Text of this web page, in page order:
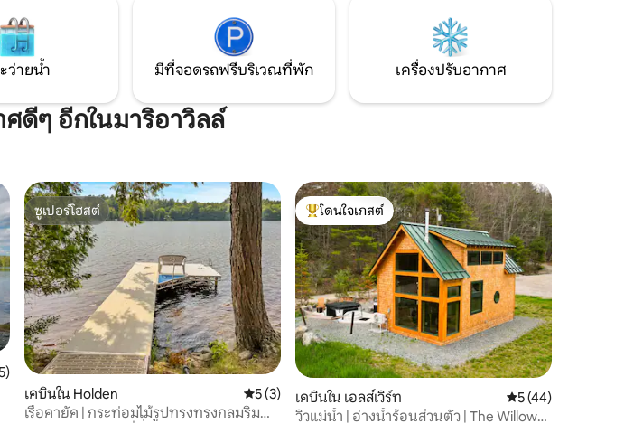
เบอร์ 50 นาทีถึงชูดิกพอยท์ 1 ชั่วโมงถึงสนาม
บินบังกอร์
ว่ายน้ำ มีที่จอดรถฟรีบริเวณที่พัก เครื่องปรับอากาศ
ดีๆ อีกในมาริอาวิลล์
ย 4.98 จาก 5, 45 รีวิว
ซูเปอร์โฮสต์
ซูเปอร์โฮสต์
เคบินใน Holden คะแนนเฉลี่ย 5 จาก 5, 3 รีวิว
5 (3)
เรือคายัค | กระท่อมไม้รูปทรงทรงกลมริม
โดนใจเกสต์ที่สุด
โดนใจเกสต์
เคบินใน เอลส์เวิร์ท คะแนนเฉลี่ย 5 จาก
5 (44)
วิวแม่น้ำ | อ่างน้ำร้อนส่วนตัว | The Willow